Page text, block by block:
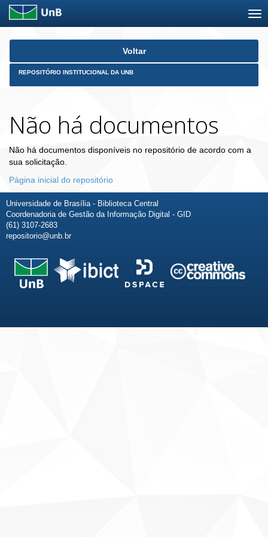
Skip
Voltar
REPOSITÓRIO INSTITUCIONAL DA UNB
Não há documentos
Não há documentos disponíveis no repositório de acordo com a
sua solicitação.
Página inicial do repositório
Universidade de Brasília - Biblioteca Central
Coordenadoria de Gestão da Informação Digital - GID
(61) 3107-2683
repositorio@unb.br